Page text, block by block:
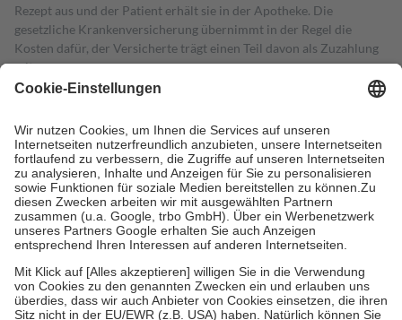
Rezept aus und der Patient erhält sie in der Apotheke. Die
gesetzliche Krankenversicherung übernimmt in der Regel die
Kosten dafür, der Versicherte trägt einen Teil davon als Zuzahlung
mit.
Grundsätzlich leisten Mitglieder Zuzahlungen in Höhe von zehn
höchstens zehn Euro.
Es sind jedoch nie mehr als die tatsächlichen
Kosten der Leistung zu entrichten.
Diese Regeln gelten grundsätzlich auch für Online-Apotheken.
Bei Heilmitteln und häuslicher Krankenpflege beträgt die
Zuzahlung zehn Prozent der Kosten sowie zehn Euro je
Verordnung.
Um das Engagement der Versicherten für ihre eigene Gesundheit zu
stärken und die besondere Stellung der Familie zu unterstützen,
fallenkeine Zuzahlungenan bei:
• Kindern und Jugendlichen bis zum vollendeten 18. Lebensjahr
mit Ausnahme der Fahrkosten